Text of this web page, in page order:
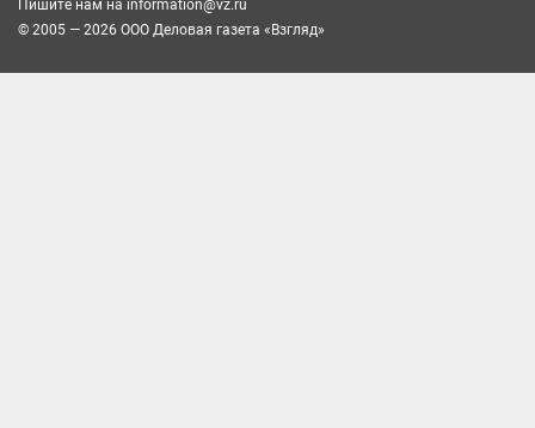
Пишите нам на information@vz.ru
© 2005 — 2026 ООО Деловая газета «Взгляд»